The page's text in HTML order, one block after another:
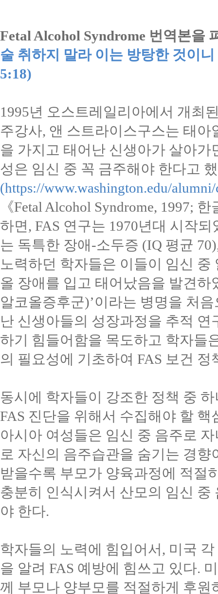
Fetal Alcohol Syndrome 번역본을
술 취하지 말라 이는 방탕한 것이
5:18)
1995년 오스트레일리아에서 개최
주강사, 앤 스트라이스구스는 태
을 가지고 태어난 신생아가 살아
성은 임신 중 꼭 금주해야 한다고
(https://www.washington.edu/
《Fetal Alcohol Syndrome, 1997; 한
하면, FAS 연구는 1970년대 시작되
는 독특한 장애-소두증 (IQ 평균
노력하던 학자들은 이들이 임신
올 장애를 입고 태어났음을 발견하
알코올증후군)’이라는 병명을 처
난 신생아들의 성장과정을 추적 연
하기 힘들어함을 목도하고 학자들
의 필요성에 기초하여 FAS 보건 정
동시에 학자들이 강조한 정책 중
FAS 진단을 위해서 수집해야 할
아시아 여성들은 임신 중 음주로
로 자신의 음주습관을 숨기는 경향
받을수록 부모가 양육과정에 적절
충분히 인식시켜서 산모의 임신
야 한다.
학자들의 노력에 힘입어서, 미국
을 알려 FAS 예방에 힘쓰고 있다.
께 부모나 양부모를 적절하게 후원